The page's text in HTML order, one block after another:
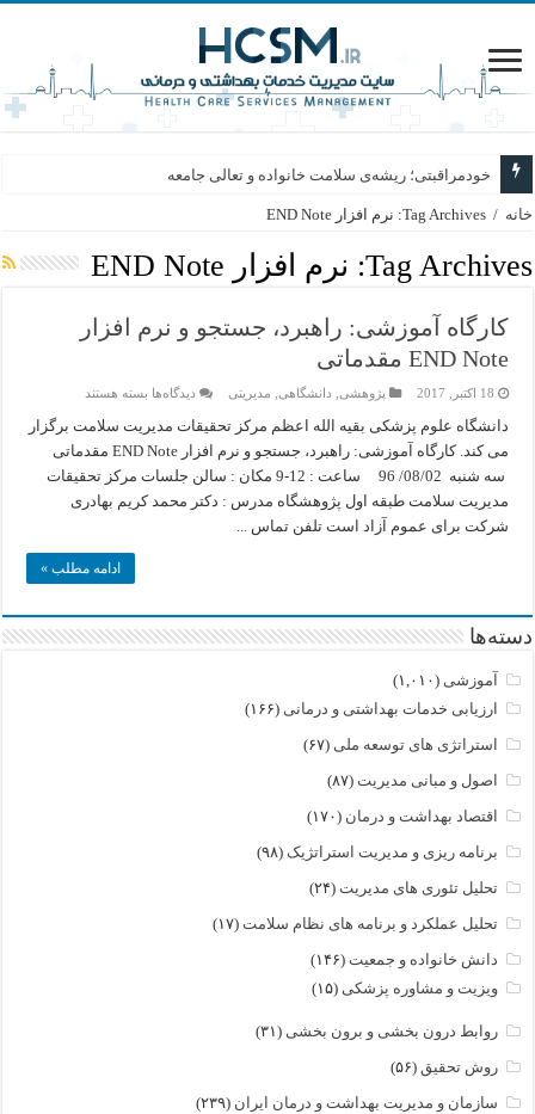
خودمراقبتی؛ ریشه‌ی سلامت خانواده و تعالی جامعه
خانه / Tag Archives: نرم افزار END Note
Tag Archives: نرم افزار END Note
کارگاه آموزشی: راهبرد، جستجو و نرم افزار
END Note مقدماتی
18 اکتبر, 2017 پژوهشی دانشگاهی مدیریتی دیدگاه‌ها برای
آموزشی:
راهبرد،
جستجو
نرم
افزار
بسته هستند
دانشگاه علوم پزشکی بقیه الله اعظم مرکز تحقیقات مدیریت سلامت برگزار
می کند. کارگاه آموزشی: راهبرد، جستجو و نرم افزار END Note مقدماتی
سه شنبه 08/02/ 96 ساعت : 12-9 مکان : سالن جلسات مرکز تحقیقات
مدیریت سلامت طبقه اول پژوهشگاه مدرس : دکتر محمد کریم بهادری
شرکت برای عموم آزاد است تلفن تماس ...
ادامه مطلب »
دسته‌ها
آموزشی (۱,۰۱۰)
ارزیابی خدمات بهداشتی و درمانی (۱۶۶)
استراتژی های توسعه ملی (۶۷)
اصول و مبانی مدیریت (۸۷)
اقتصاد بهداشت و درمان (۱۷۰)
برنامه ریزی و مدیریت استراتژیک (۹۸)
تحلیل تئوری های مدیریت (۲۴)
تحلیل عملکرد و برنامه های نظام سلامت (۱۷)
دانش خانواده و جمعیت (۱۴۶)
ویزیت و مشاوره پزشکی (۱۵)
روابط درون بخشی و برون بخشی (۳۱)
روش تحقیق (۵۶)
سازمان و مدیریت بهداشت و درمان ایران (۲۳۹)